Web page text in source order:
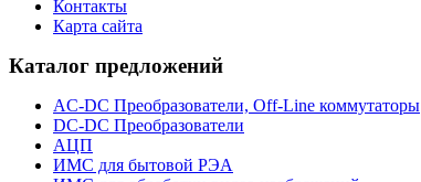
Контакты
Карта сайта
Каталог предложений
AC-DC Преобразователи, Off-Line коммутаторы
DC-DC Преобразователи
АЦП
ИМС для бытовой РЭА